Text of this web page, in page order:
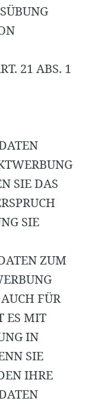
21 ABS. 1
SIE DAS
SIE
ZUM
FÜR
ES MIT
IN
SIE
IHRE